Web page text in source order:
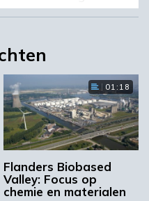
de complete
uit heel de
van Flanders
met elkaar in
samenwerking te
in het oprichten
van
verschillende
01:18
Flanders Biobased
Valley: Focus op
chemie en materialen